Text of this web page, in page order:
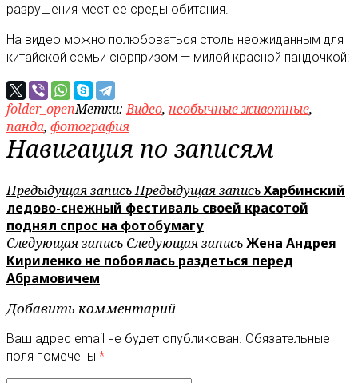
разрушения мест ее среды обитания.
На видео можно полюбоваться столь неожиданным для
китайской семьи сюрпризом — милой красной пандочкой:
folder_openМетки:Видео, необычные животные,
панда, фотография
Навигация по записям
Предыдущая записьПредыдущая записьХарбинский
ледово-снежный фестиваль своей красотой
поднял спрос на фотобумагу
Следующая запись Следующая записьЖена Андрея
Кириленко не побоялась раздеться перед
Абрамовичем
Добавить комментарий
Ваш адрес email не будет опубликован. Обязательные
поля помечены *